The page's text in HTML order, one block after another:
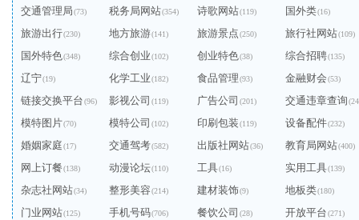
交通管理局(73) 税务局网站(354) 诗歌网站(119) 国外类(16)
旅游出行(230) 地方旅游(141) 旅游景点(250) 旅行社网站(109)
国外特色(348) 综合创业(102) 创业特色(38) 综合招聘(135)
辽宁(19) 化学工业(182) 食品管理(93) 金融财会(53)
链接交换平台(96) 影视公司 (119) 广告公司 (201) 交通违章查询
模特图片(70) 模特公司 (102) 印刷包装(119) 设备配件(232)
婚姻家庭(17) 交通驾考(582) 出版社网站(36) 教育局网站(400)
网上订餐(138) 动漫论坛(110) 工具(16) 实用工具(139)
杂志社网站(34) 整形美容(214) 建材装饰(9) 地板类(180)
门业网站(125) 手机号码(706) 餐饮公司 (28) 开放平台(271)